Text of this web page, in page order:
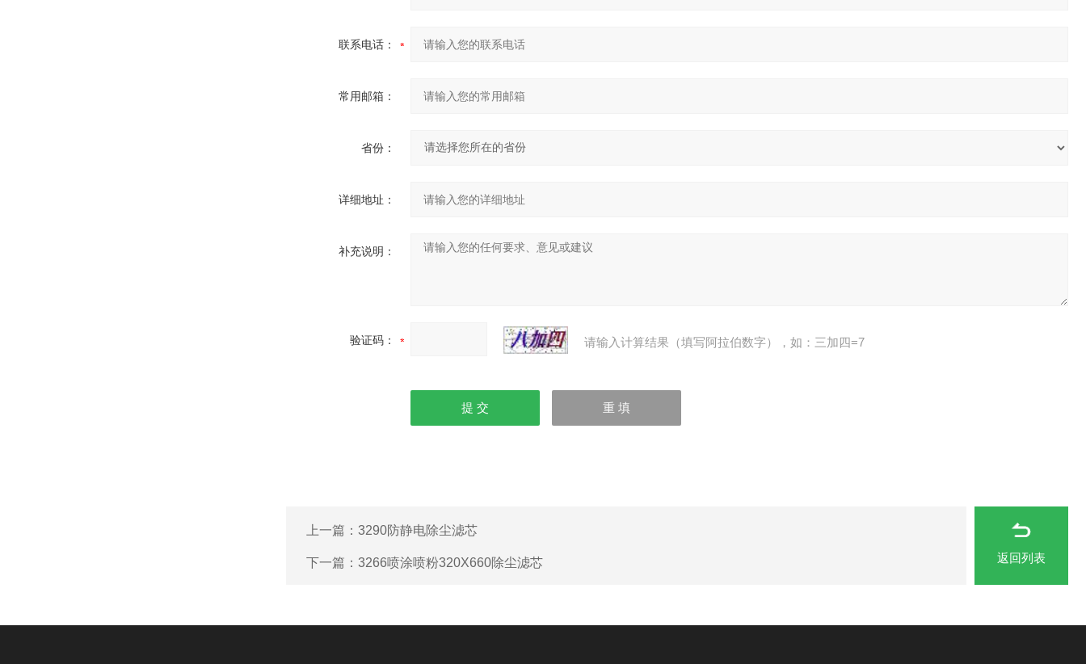
联系电话：
常用邮箱：
省份：
详细地址：
补充说明：
验证码： 请输入计算结果（填写阿拉伯数字），如：三加四=7
上一篇： 3290防静电除尘滤芯
下一篇： 3266喷涂喷粉320X660除尘滤芯 返回列表